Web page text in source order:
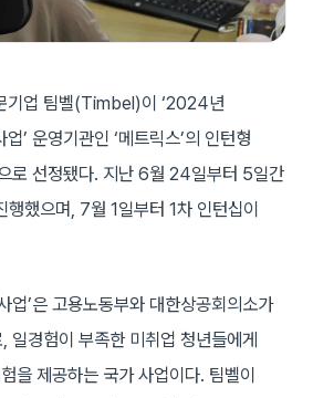
기업 팀벨(Timbel)이 ‘2024년
’ 운영기관인 ‘메트릭스’의 인턴형
로 선정됐다. 지난 6월 24일부터 5일간
했으며, 7월 1일부터 1차 인턴십이
업’은 고용노동부와 대한상공회의소가
일경험이 부족한 미취업 청년들에게
을 제공하는 국가 사업이다. 팀벨이